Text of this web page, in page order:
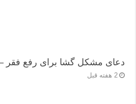
دعای مشکل گشا برای رفع فقر
2 هفته قبل